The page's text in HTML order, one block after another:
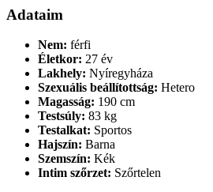
Adataim
Nem: férfi
Életkor: 27 év
Lakhely: Nyíregyháza
Szexuális beállítottság: Hetero
Magasság: 190 cm
Testsúly: 83 kg
Testalkat: Sportos
Hajszín: Barna
Szemszín: Kék
Intim szőrzet: Szőrtelen